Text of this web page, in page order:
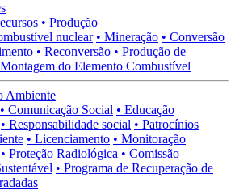
• Produção
nuclear • Mineração • Conversão
• Reconversão • Produção de
Montagem do Elemento Combustível
Ambiente
• Comunicação Social • Educação
• Responsabilidade social • Patrocínios
• Licenciamento • Monitoração
• Proteção Radiológica • Comissão
• Programa de Recuperação de